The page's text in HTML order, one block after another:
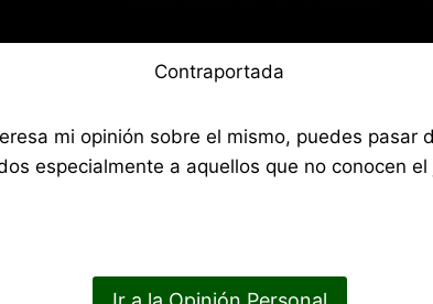
Contraportada
mi opinión sobre el mismo, puedes
especialmente a aquellos que no conocen